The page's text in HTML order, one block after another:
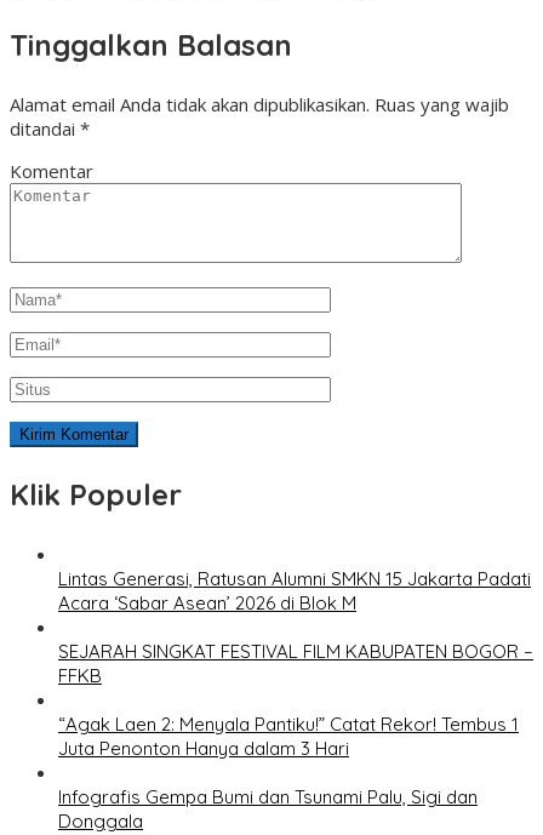
Tinggalkan Balasan
Alamat email Anda tidak akan dipublikasikan. Ruas yang wajib
ditandai *
Komentar
Klik Populer
Lintas Generasi, Ratusan Alumni SMKN 15 Jakarta Padati
Acara ‘Sabar Asean’ 2026 di Blok M
SEJARAH SINGKAT FESTIVAL FILM KABUPATEN BOGOR –
FFKB
“Agak Laen 2: Menyala Pantiku!” Catat Rekor! Tembus 1
Juta Penonton Hanya dalam 3 Hari
Infografis Gempa Bumi dan Tsunami Palu, Sigi dan
Donggala